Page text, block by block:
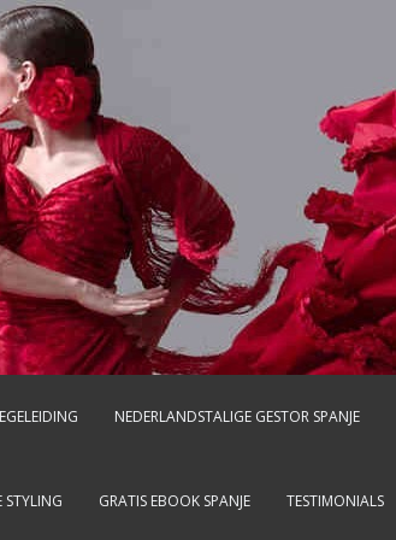
NEDERLANDSTALIGE GESTOR SPANJE
STYLING GRATIS EBOOK SPANJE TESTIMONIALS